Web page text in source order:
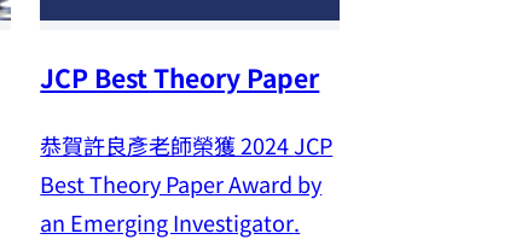
JCP Best Theory Paper
恭賀許良彥老師榮獲 2024JCP
Best Theory Paper Award by
an Emerging Investigator.